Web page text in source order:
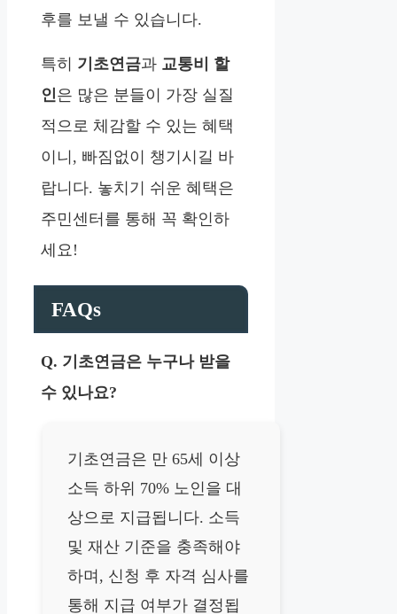
후를 보낼 수 있습니다.
특히 기초연금과 교통비 할
인은 많은 분들이 가장 실질
적으로 체감할 수 있는 혜택
이니, 빠짐없이 챙기시길 바
랍니다. 놓치기 쉬운 혜택은
주민센터를 통해 꼭 확인하
세요!
FAQs
Q. 기초연금은 누구나 받을
수 있나요?
기초연금은 만 65세 이상
소득 하위 70% 노인을 대
상으로 지급됩니다. 소득
및 재산 기준을 충족해야
하며, 신청 후 자격 심사를
통해 지급 여부가 결정됩